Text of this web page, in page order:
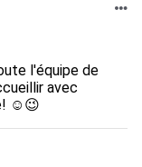
l'équipe de
avec
☺️😉